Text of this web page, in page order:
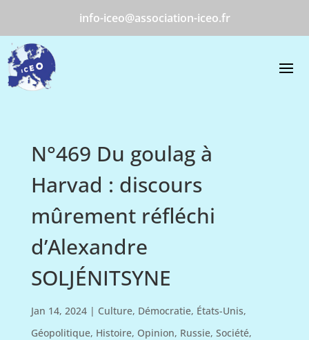
info-iceo@association-iceo.fr
N°469 Du goulag à
Harvad : discours
mûrement réfléchi
d’Alexandre
SOLJÉNITSYNE
Jan 14, 2024| Culture, Démocratie, États-Unis,
Géopolitique, Histoire, Opinion, Russie, Société,